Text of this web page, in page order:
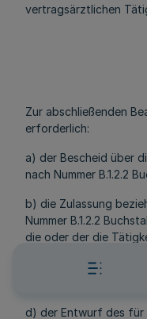
vertragsärztlichen
Zur abschließenden
erforderlich:
a) der Bescheid über
nach Nummer B.1.2.2
b) die Zulassung
Nummer B.1.2.2
die oder der die
c) die
d) der Entwurf des für